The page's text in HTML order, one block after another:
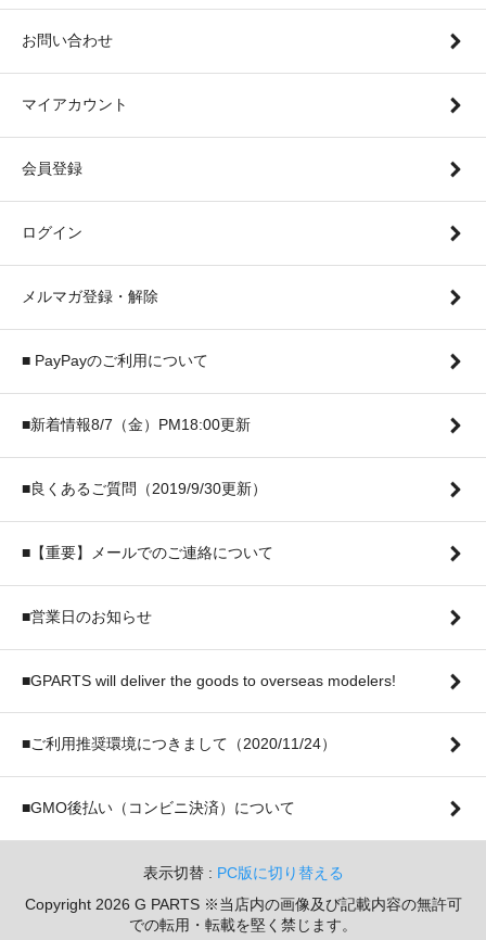
お問い合わせ
マイアカウント
会員登録
ログイン
メルマガ登録・解除
■ PayPayのご利用について
■新着情報8/7（金）PM18:00更新
■良くあるご質問（2019/9/30更新）
■【重要】メールでのご連絡について
■営業日のお知らせ
■GPARTS will deliver the goods to overseas modelers!
■ご利用推奨環境につきまして（2020/11/24）
■GMO後払い（コンビニ決済）について
表示切替 : PC版に切り替える
Copyright 2026 G PARTS ※当店内の画像及び記載内容の無許可
での転用・転載を堅く禁じます。